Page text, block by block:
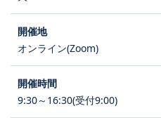
オンライン(Zoom)
9:30～16:30(受付9:00)